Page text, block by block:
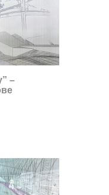
–